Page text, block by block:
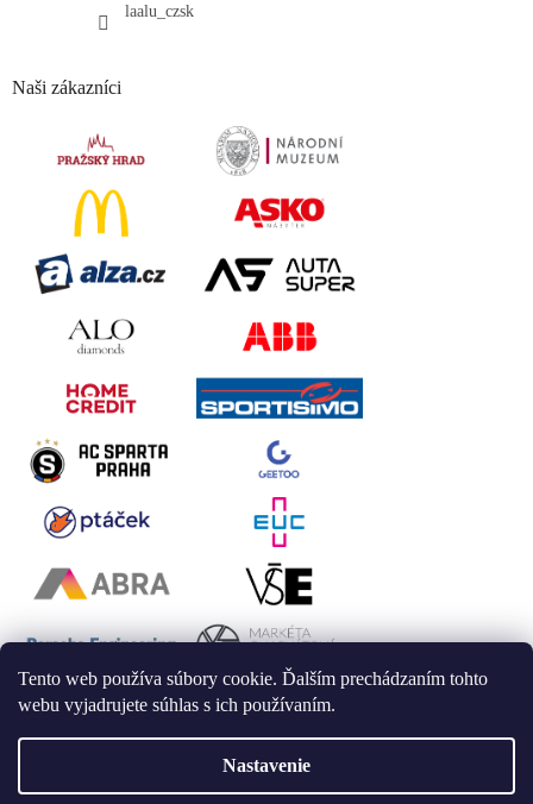
Tento web používa súbory cookie. Ďalším prechádzaním tohto
webu vyjadrujete súhlas s ich používaním.
Nastavenie
laalu_czsk
Naši zákazníci
Vytvoril Shoptet